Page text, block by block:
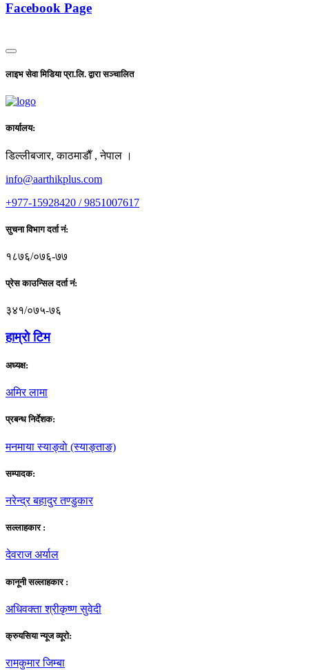
Facebook Page
लाइभ सेवा मिडिया प्रा.लि. द्वारा सञ्चालित
कार्यालय:
डिल्लीबजार, काठमाडाैँ , नेपाल ।
info@aarthikplus.com
+977-15928420 / 9851007617
सुचना विभाग दर्ता नं:
१८७६/०७६-७७
प्रेस काउन्सिल दर्ता नं:
३४१/०७५-७६
हाम्राे टिम
अध्यक्ष:
अमिर लामा
प्रबन्ध निर्देशक:
मनमाया स्याङ्वाे (स्याङ्ताङ)
सम्पादक:
नरेन्द्र बहादुर तण्डुकार
सल्लाहकार :
देवराज अर्याल
कानूनी सल्लाहकार :
अधिवक्ता श्रीकृष्ण सुवेदी
क्रुयसिया न्यूज व्यूराे:
रामकुमार जिम्बा